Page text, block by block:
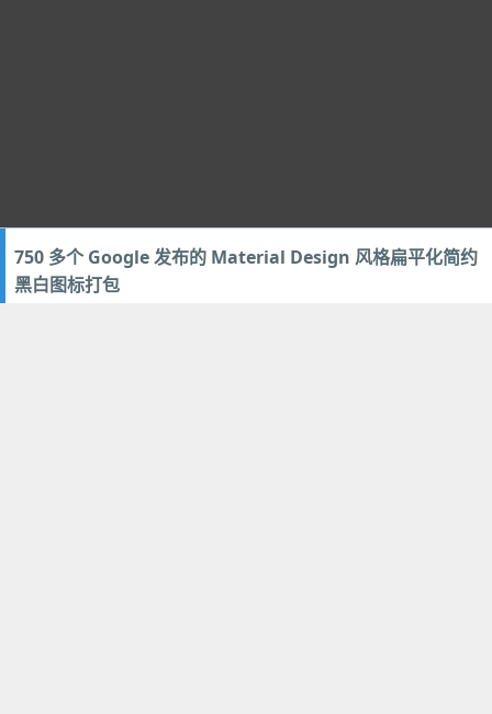
750 多个 Google 发布的 Material Design 风格扁平化简约
黑白图标打包